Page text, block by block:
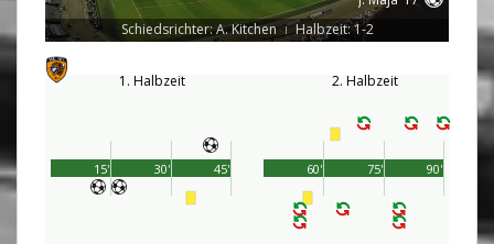
Schiedsrichter: A. Kitchen
| Halbzeit: 1-2
1. Halbzeit
45'
15' 30'
2. Halbzeit
90'
60' 75'